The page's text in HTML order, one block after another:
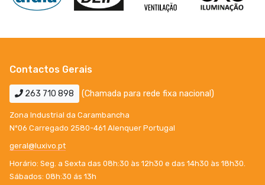
Contactos Gerais
263 710 898 (Chamada para rede fixa nacional)
Zona Industrial da Carambancha
Nº06 Carregado 2580-461 Alenquer Portugal
geral@luxivo.pt
Horário: Seg. a Sexta das 08h:30 às 12h30 e das 14h30 às 18h30.
Sábados: 08h:30 ás 13h